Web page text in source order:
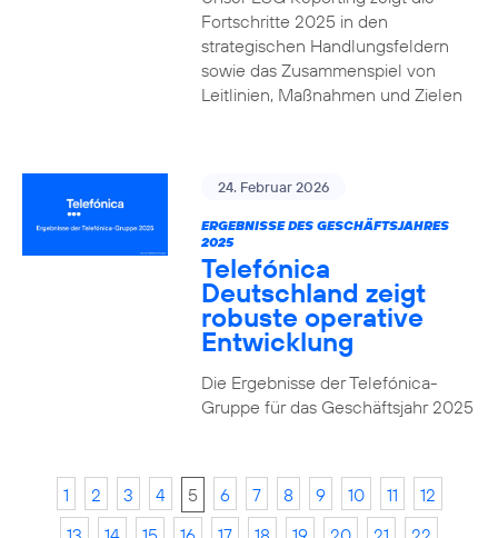
Fortschritte 2025 in den
strategischen Handlungsfeldern
sowie das Zusammenspiel von
Leitlinien, Maßnahmen und Zielen
24. Februar 2026
ERGEBNISSE DES GESCHÄFTSJAHRES
2025
Telefónica
Deutschland zeigt
robuste operative
Entwicklung
Die Ergebnisse der Telefónica-
Gruppe für das Geschäftsjahr 2025
1 2 3 4 5 6 7 8 9 10 11
12